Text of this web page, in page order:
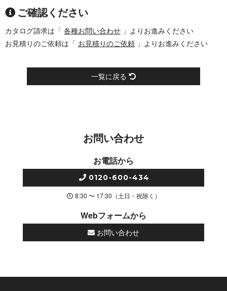
ご確認ください
カタログ請求は「 各種お問い合わせ 」よりお進みください
お見積りのご依頼は「 お見積りのご依頼 」よりお進みください
一覧に戻る
お問い合わせ
お電話から
0120-600-434
8:30 〜 17:30（土日・祝除く）
Webフォームから
お問い合わせ